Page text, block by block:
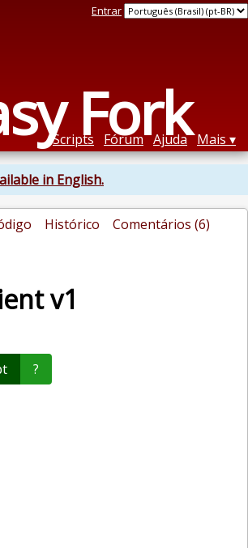
Fork
Entrar
Scripts Fórum Ajuda Mais
in English.
Histórico
Comentários (6)
v1
?